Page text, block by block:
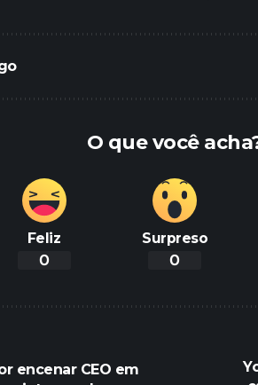
O que você
Feliz
0
Surpreso
0
encenar CEO em